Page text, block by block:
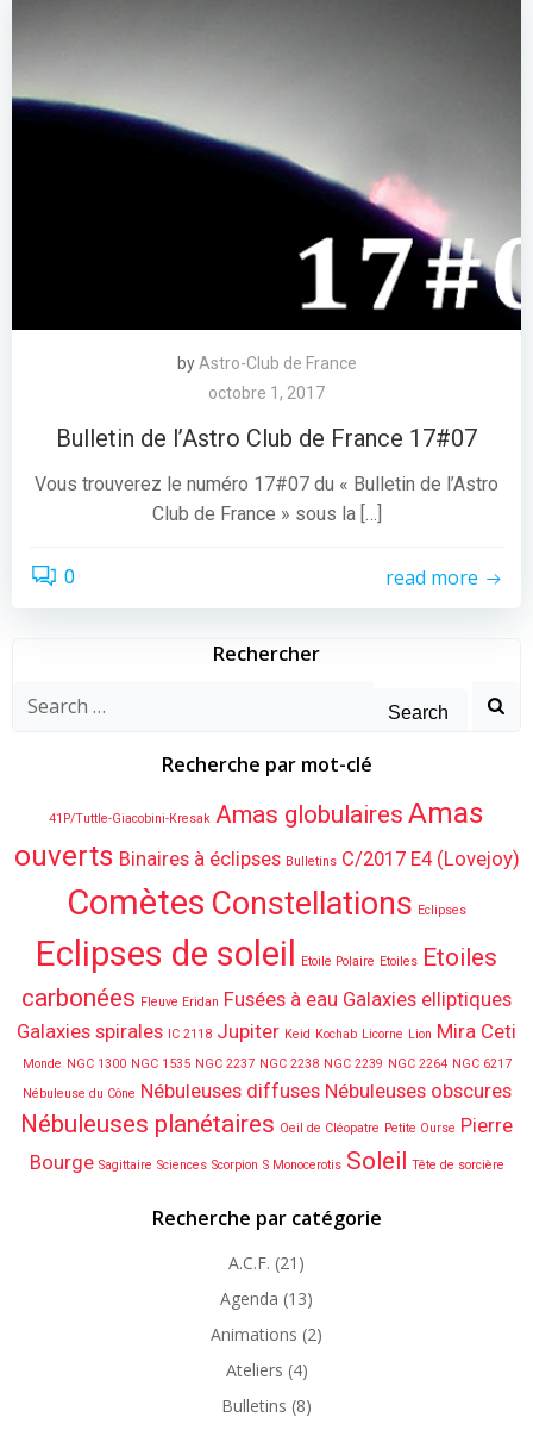
by Astro-Club de France
octobre 1, 2017
Bulletin de l’Astro Club de France 17#07
Vous trouverez le numéro 17#07 du « Bulletin de l’Astro
Club de France » sous la […]
0 read more
Rechercher
Search
Recherche par mot-clé
41P/Tuttle-Giacobini-Kresak Amas globulaires Amas
ouverts Binaires à éclipses Bulletins C/2017 E4 (Lovejoy)
Comètes Constellations Eclipses
Eclipses de soleil Etoile Polaire Etoiles Etoiles
carbonées Fleuve Eridan Fusées à eau Galaxies elliptiques
Galaxies spirales IC 2118 Jupiter Keid Kochab Licorne Lion Mira Ceti
Monde NGC 1300 NGC 1535 NGC 2237 NGC 2238 NGC 2239 NGC 2264 NGC 6217
Nébuleuse du Cône Nébuleuses diffuses Nébuleuses obscures
Nébuleuses planétaires Oeil de Cléopatre Petite Ourse Pierre
Bourge Sagittaire Sciences Scorpion S Monocerotis Soleil Tête de sorcière
Recherche par catégorie
A.C.F. (21)
Agenda (13)
Animations (2)
Ateliers (4)
Bulletins (8)